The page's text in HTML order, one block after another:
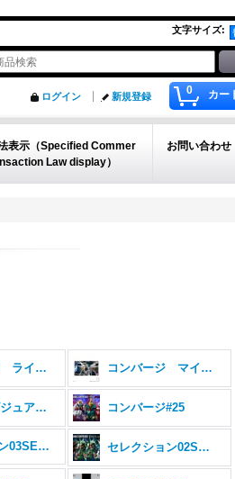
文字サイズ:
0 カー
ログイン 新規登録
表示（Specified Commer
Law display）
お問い合わせ
コンバージ ライジング＆インモータル コンバージ マイティー
ムービービジュアルセレクション コンバージ#25
#23&セレクション03SELECTION03 セレクション02SELECTION02